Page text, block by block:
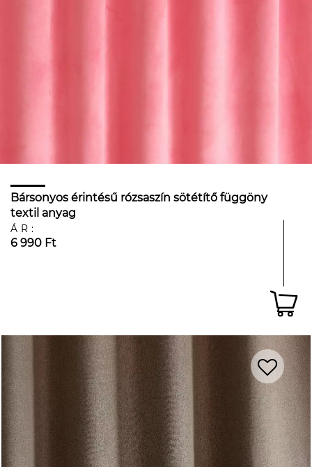
Bársonyos érintésű rózsaszín sötétítő függöny
textil anyag
ÁR:
6 990 Ft